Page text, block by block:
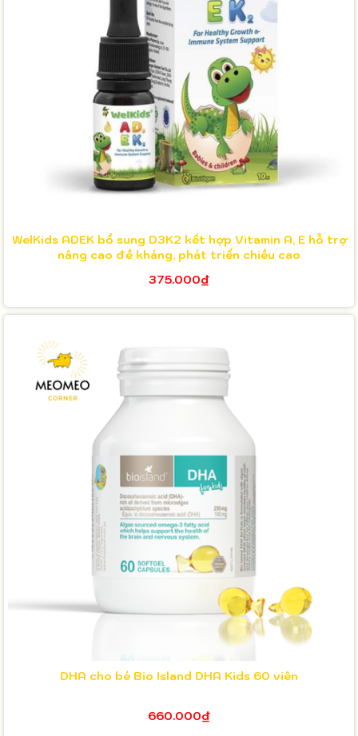
WelKids ADEK bổ sung D3K2 kết hợp Vitamin A, E hỗ trợ
nâng cao đề kháng, phát triển chiều cao
375.000₫
DHA cho bé Bio Island DHA Kids 60 viên
660.000₫